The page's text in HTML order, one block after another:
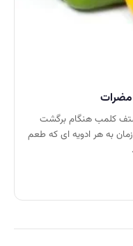
مضرات
کلمب هنگام برگشت
زمان به هر ادویه ای که طعم